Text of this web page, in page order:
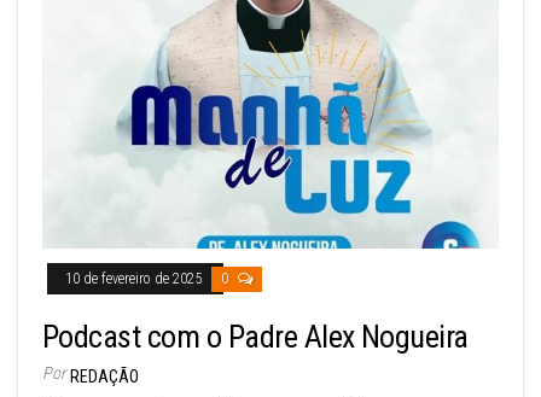
10 de fevereiro de 2025 0
Podcast com o Padre Alex Nogueira
Por REDAÇÃO